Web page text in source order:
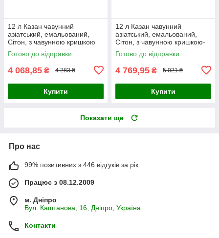
12 л Казан чавунний
азіатський, емальований,
Сітон, з чавунною кришкою
Готово до відправки
4 068,85 ₴ 4 283 ₴
Купити
12 л Казан чавунний
азіатський, емальований,
Сітон, з чавунною кришкою-
сковородою САДЖ
Готово до відправки
4 769,95 ₴ 5 021 ₴
Купити
Показати ще
Про нас
99% позитивних з 446 відгуків за рік
Працює з 08.12.2009
м. Дніпро
Вул. Каштанова, 16, Дніпро, Україна
Контакти